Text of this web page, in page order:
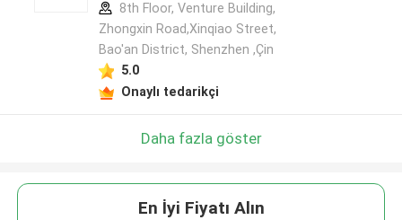
8th Floor, Venture Building,
Zhongxin Road,Xinqiao Street,
Bao'an District, Shenzhen ,Çin
5.0
Onaylı tedarikçi
Daha fazla göster
En İyi Fiyatı Alın